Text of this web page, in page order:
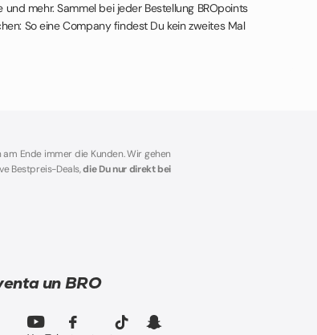
und mehr. Sammel bei jeder Bestellung BROpoints
So eine Company findest Du kein zweites Mal
Ende immer die Kunden. Wir gehen
Bestpreis-Deals,die Du nur direkt bei
un BRO